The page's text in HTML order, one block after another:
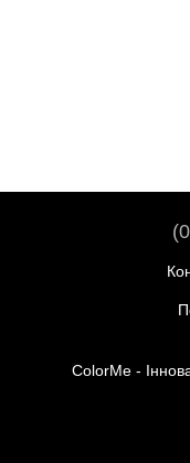
ColorMe -